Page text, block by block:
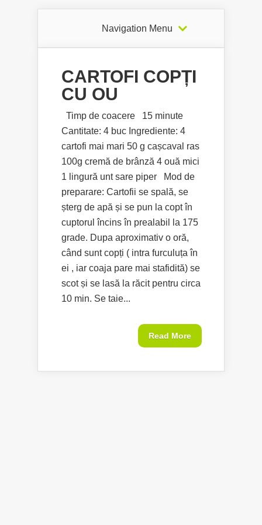
Navigation Menu
CARTOFI COPȚI
CU OU
Timp de coacere 15 minute
Cantitate: 4 buc Ingrediente: 4
cartofi mai mari 50 g cașcaval ras
100g cremă de brânză 4 ouă mici
1 lingură unt sare piper Mod de
preparare: Cartofii se spală, se
șterg de apă și se pun la copt în
cuptorul încins în prealabil la 175
grade. Dupa aproximativ o oră,
când sunt copți ( intra furculuța în
ei , iar coaja pare mai stafidită) se
scot și se lasă la răcit pentru circa
10 min. Se taie...
Read More